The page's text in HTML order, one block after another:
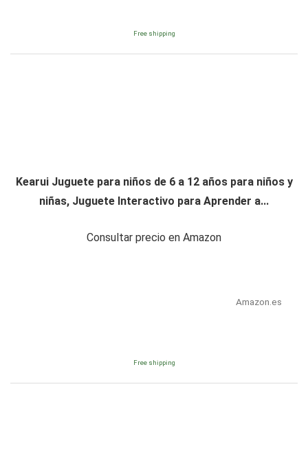
Free shipping
Kearui Juguete para niños de 6 a 12 años para niños y
niñas, Juguete Interactivo para Aprender a...
Consultar precio en Amazon
Amazon.es
Free shipping